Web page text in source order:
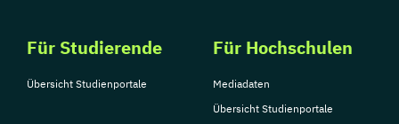
Für Studierende
Übersicht Studienportale
Für Hochschulen
Mediadaten
Übersicht Studienportale